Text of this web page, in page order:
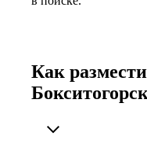
Как